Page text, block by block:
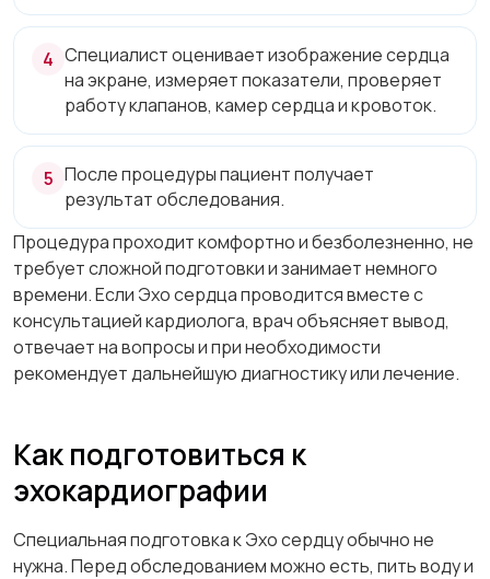
Специалист оценивает изображение сердца
на экране, измеряет показатели, проверяет
работу клапанов, камер сердца и кровоток.
После процедуры пациент получает
результат обследования.
Процедура проходит комфортно и безболезненно, не
требует сложной подготовки и занимает немного
времени. Если Эхо сердца проводится вместе с
консультацией кардиолога, врач объясняет вывод,
отвечает на вопросы и при необходимости
рекомендует дальнейшую диагностику или лечение.
Как подготовиться к
эхокардиографии
Специальная подготовка к Эхо сердцу обычно не
нужна. Перед обследованием можно есть, пить воду и